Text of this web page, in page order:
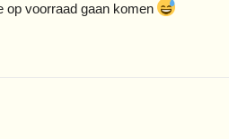
op voorraad gaan komen